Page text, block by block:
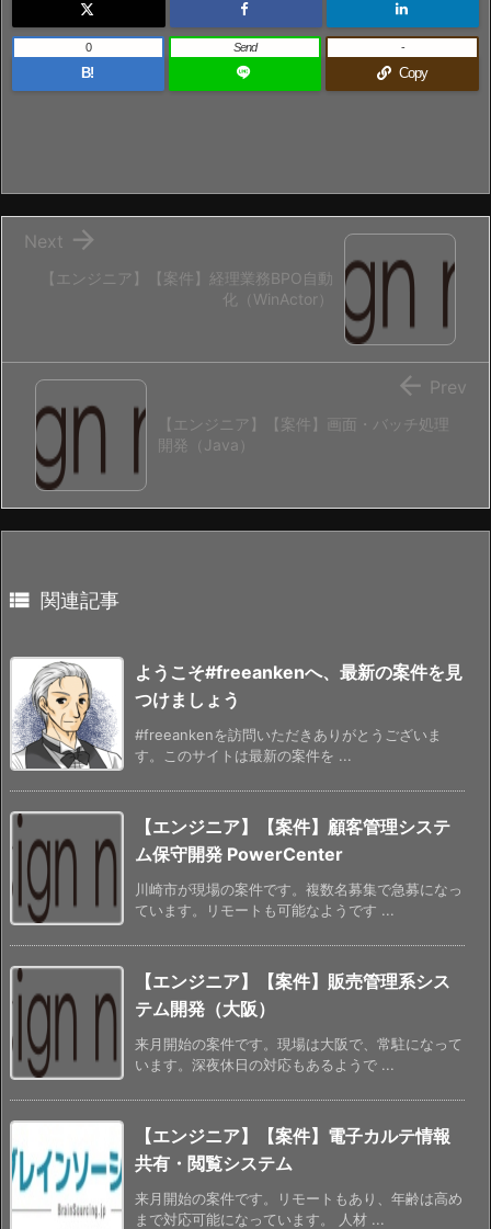
B!
0 Send
Copy
-
【エンジニア】【案件】経理業務BPO自動
化（WinActor）

Next
【エンジニア】【案件】画面・バッチ処理
開発（Java）
 Prev
 関連記事
ようこそ#freeankenへ、最新の案件を見
つけましょう
#freeankenを訪問いただきありがとうございま
す。このサイトは最新の案件を ...
【エンジニア】【案件】顧客管理システ
ム保守開発 PowerCenter
川崎市が現場の案件です。複数名募集で急募になっ
ています。リモートも可能なようです ...
【エンジニア】【案件】販売管理系シス
テム開発（大阪）
来月開始の案件です。現場は大阪で、常駐になって
います。深夜休日の対応もあるようで ...
【エンジニア】【案件】電子カルテ情報
共有・閲覧システム
来月開始の案件です。リモートもあり、年齢は高め
まで対応可能になっています。 人材 ...